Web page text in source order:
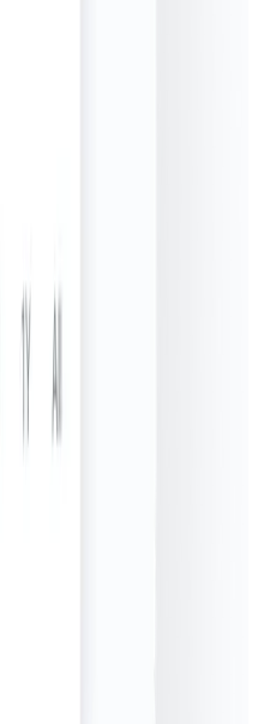
及每日汇率